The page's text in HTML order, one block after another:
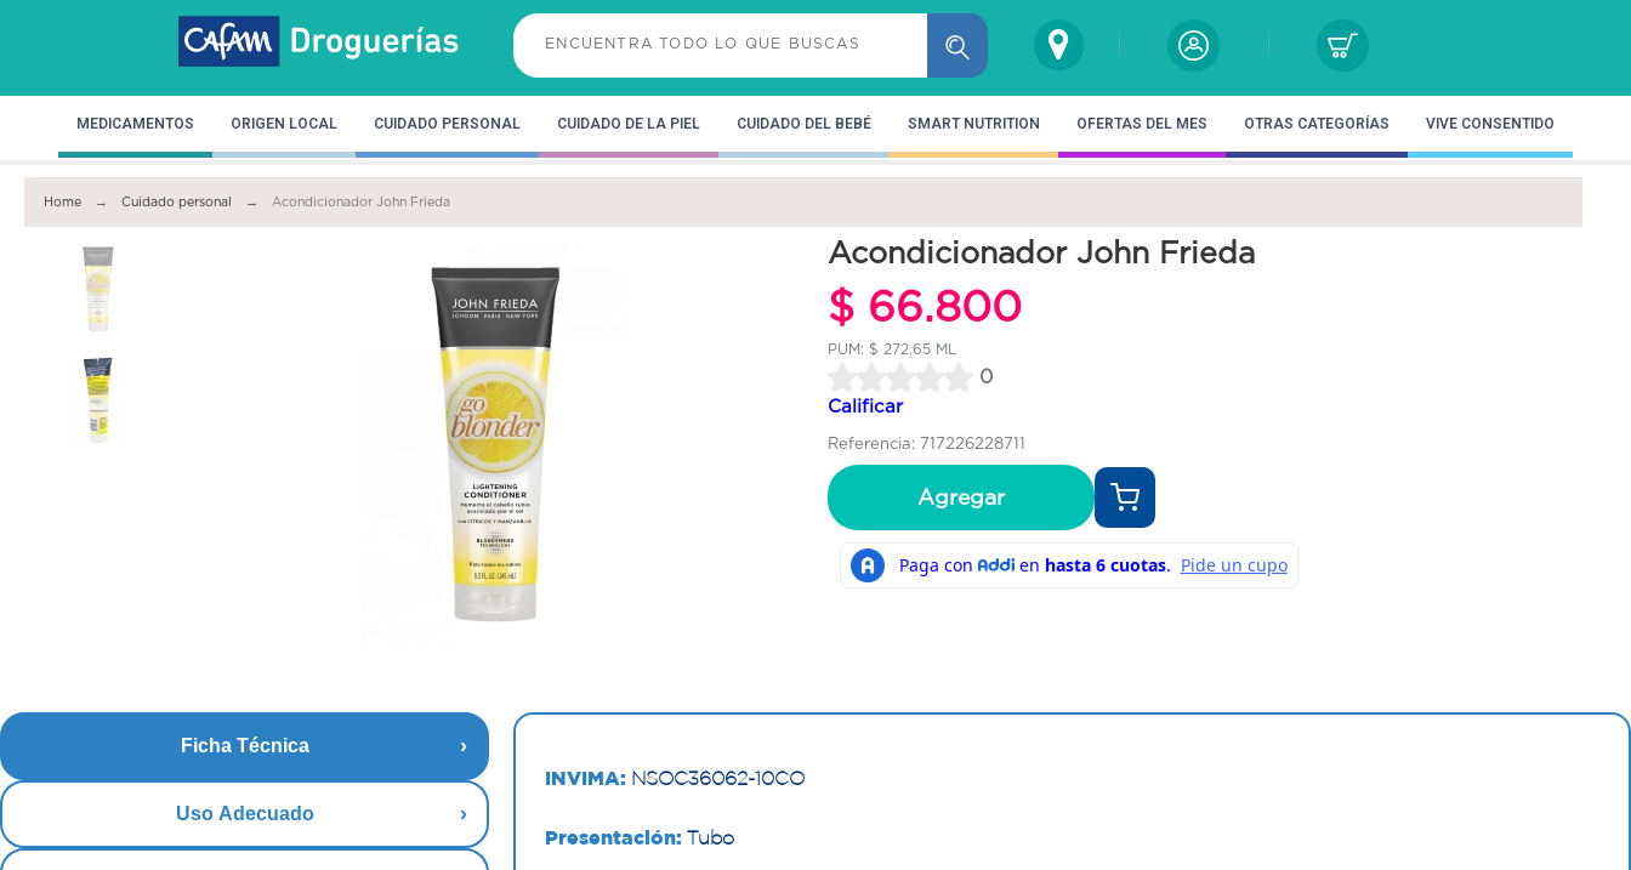
MEDICAMENTOS ORIGEN LOCAL CUIDADO PERSONAL CUIDADO DE LA PIEL CUIDADO DEL BEBÉ SMART NUTRITION OFERTAS DEL MES OTRAS CATEGORÍAS VIVE CONSENTIDO
Home Cuidado personal Acondicionador John Frieda
Acondicionador John Frieda
$ 66.800
PUM: $ 272.65 ML
0
Calificar
Referencia: 717226228711
Agregar
Ficha Técnica
Uso Adecuado
INVIMA: NSOC36062-10CO
Presentación: Tubo